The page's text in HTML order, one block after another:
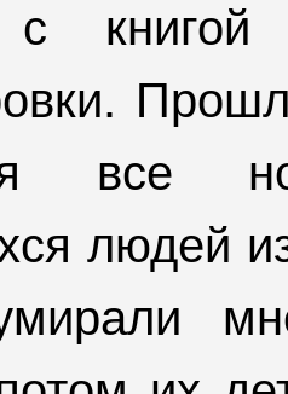
с
все
людей